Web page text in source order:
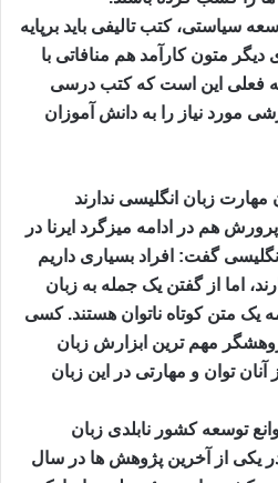
سیاستی، کتب تالیفی باید برپایه
متون کارآمد هم منافاتی با
فعلی این است که کتب درسی
مورد نیاز را به دانش آموزان
زبان انگلیسی ندارند
هم در ادامه میزگرد ایرنا در
گفت: افراد بسیاری داریم
اما از گفتن یک جمله به زبان
یک متن کوتاه ناتوان هستند. کسی
مهم ترین ابزارش زبان
توان و مهارتی در این زبان
توسعه کشور نابلدی زبان
یکی از آخرین پژوهش ها در سال